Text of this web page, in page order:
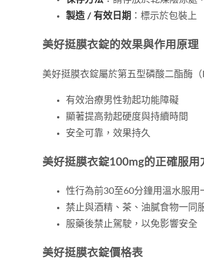
製造 / 有效日期 ：標示於包裝上
美好挺膜衣錠的效果與作用原理
美好挺膜衣錠屬於第五型磷酸二酯酶
有效治療男性勃起功能障礙
顯著提高勃起硬度與持續時間
安全可靠，效果持久
美好挺膜衣錠100mg的正確服用
性行為前30至60分鐘用溫水服用
禁止與酒精、茶、油膩食物一同
服藥後禁止駕駛，以免影響安全
美好挺膜衣錠價格表